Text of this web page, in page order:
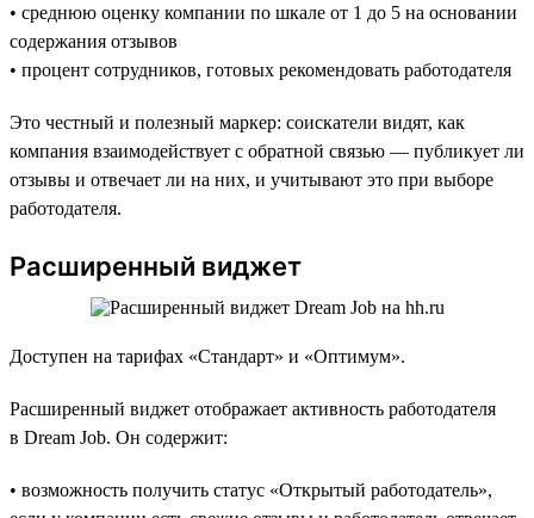
• среднюю оценку компании по шкале от 1 до 5 на основании
содержания отзывов
• процент сотрудников, готовых рекомендовать работодателя
Это честный и полезный маркер: соискатели видят, как
компания взаимодействует с обратной связью — публикует ли
отзывы и отвечает ли на них, и учитывают это при выборе
работодателя.
Расширенный виджет
Доступен на тарифах «Стандарт» и «Оптимум».
Расширенный виджет отображает активность работодателя
в Dream Job. Он содержит:
• возможность получить статус «Открытый работодатель»,